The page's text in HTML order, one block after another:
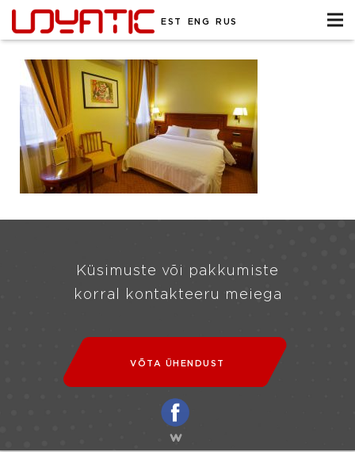
EST ENG RUS
Küsimuste või pakkumiste
korral kontakteeru meiega
VÕTA ÜHENDUST